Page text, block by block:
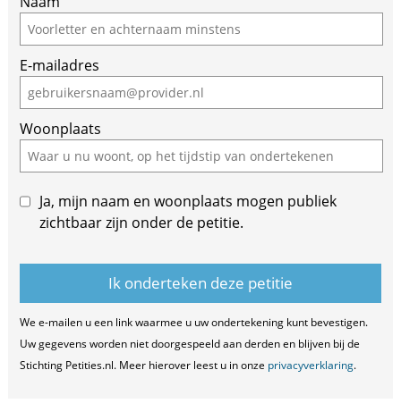
E-mailadres
Woonplaats
Ja, mijn naam en woonplaats mogen publiek
zichtbaar zijn onder de petitie.
We e-mailen u een link waarmee u uw ondertekening kunt bevestigen.
Uw gegevens worden niet doorgespeeld aan derden en blijven bij de
Stichting Petities.nl. Meer hierover leest u in onze privacyverklaring.